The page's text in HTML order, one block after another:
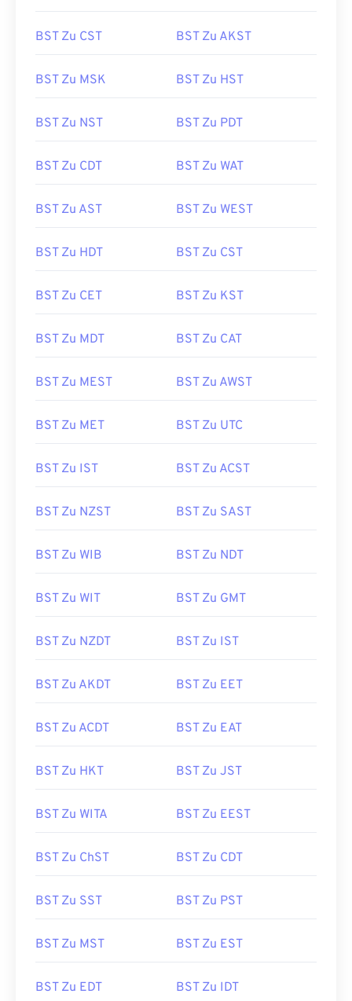
BST Zu CST BST Zu AKST
BST Zu MSK BST Zu HST
BST Zu NST BST Zu PDT
BST Zu CDT BST Zu WAT
BST Zu AST BST Zu WEST
BST Zu HDT BST Zu CST
BST Zu CET BST Zu KST
BST Zu MDT BST Zu CAT
BST Zu MEST BST Zu AWST
BST Zu MET BST Zu UTC
BST Zu IST BST Zu ACST
BST Zu NZST BST Zu SAST
BST Zu WIB BST Zu NDT
BST Zu WIT BST Zu GMT
BST Zu NZDT BST Zu IST
BST Zu AKDT BST Zu EET
BST Zu ACDT BST Zu EAT
BST Zu HKT BST Zu JST
BST Zu WITA BST Zu EEST
BST Zu ChST BST Zu CDT
BST Zu SST BST Zu PST
BST Zu MST BST Zu EST
BST Zu EDT BST Zu IDT